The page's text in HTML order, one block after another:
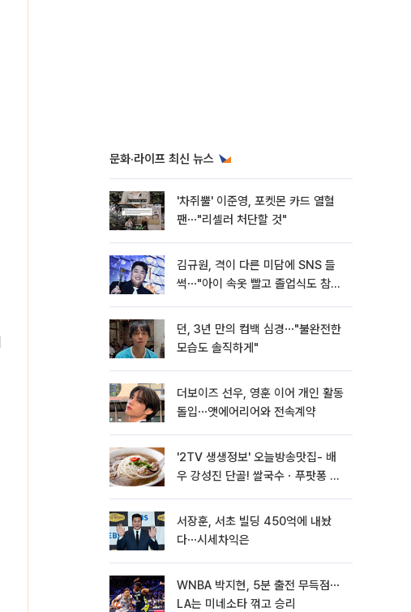
문화·라이프 최신 뉴스
'차쥐뿔' 이준영, 포켓몬 카드 열혈
팬⋯"리셀러 처단할 것"
김규원, 격이 다른 미담에 SNS 들
썩⋯"아이 속옷 빨고 졸업식도 참
던, 3년 만의 컴백 심경⋯"불완전한
모습도 솔직하게"
더보이즈 선우, 영훈 이어 개인 활동
돌입⋯앳에어리어와 전속계약
'2TV 생생정보' 오늘방송맛집- 배
우 강성진 단골! 쌀국수ㆍ푸팟퐁 커
서장훈, 서초 빌딩 450억에 내놨
다⋯시세차익은
WNBA 박지현, 5분 출전 무득점⋯
LA는 미네소타 꺾고 승리